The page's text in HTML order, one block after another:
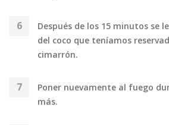
Después de los 15 minutos se
del coco que teníamos
cimarrón.
Poner nuevamente al fuego
más.